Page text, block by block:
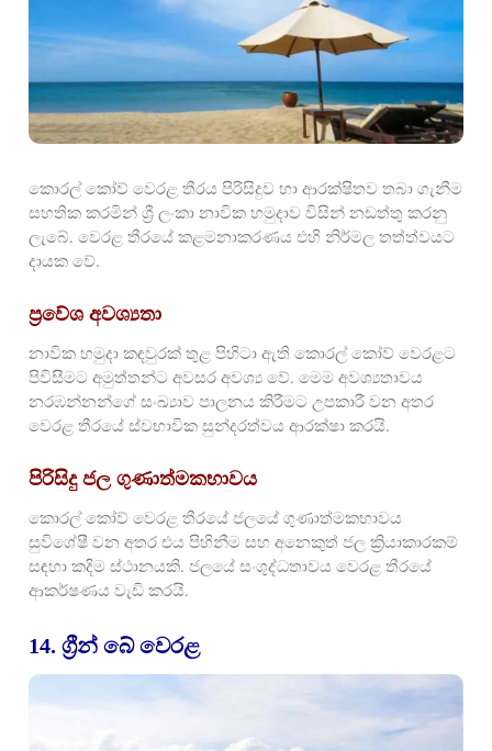
කොරල් කෝව් වෙරළ තීරය පිරිසිදුව හා ආරක්ෂිතව තබා ගැනීම
සහතික කරමින් ශ්‍රී ලංකා නාවික හමුදාව විසින් නඩත්තු කරනු
ලැබේ. වෙරළ තීරයේ කළමනාකරණය එහි නිර්මල තත්ත්වයට
දායක වේ.
ප්‍රවේශ අවශ්‍යතා
නාවික හමුදා කඳවුරක් තුළ පිහිටා ඇති කොරල් කෝව් වෙරළට
පිවිසීමට අමුත්තන්ට අවසර අවශ්‍ය වේ. මෙම අවශ්‍යතාවය
නරඹන්නන්ගේ සංඛ්‍යාව පාලනය කිරීමට උපකාරී වන අතර
වෙරළ තීරයේ ස්වභාවික සුන්දරත්වය ආරක්ෂා කරයි.
පිරිසිදු ජල ගුණාත්මකභාවය
කොරල් කෝව් වෙරළ තීරයේ ජලයේ ගුණාත්මකභාවය
සුවිශේෂී වන අතර එය පිහිනීම සහ අනෙකුත් ජල ක්‍රියාකාරකම්
සඳහා කදිම ස්ථානයකි. ජලයේ සංශුද්ධතාවය වෙරළ තීරයේ
ආකර්ෂණය වැඩි කරයි.
14. ග්‍රීන් බේ වෙරළ